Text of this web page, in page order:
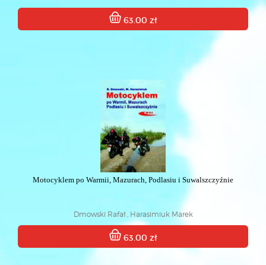
63.00 zł
Motocyklem po Warmii, Mazurach, Podlasiu i Suwalszczyźnie
Dmowski Rafał , Harasimiuk Marek
63.00 zł